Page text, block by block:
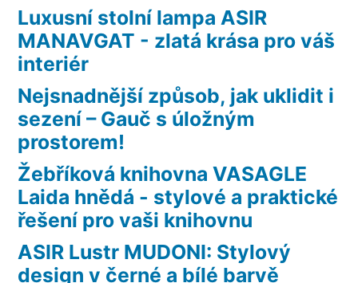
Luxusní stolní lampa ASIR
MANAVGAT - zlatá krása pro váš
interiér
Nejsnadnější způsob, jak uklidit i
sezení – Gauč s úložným
prostorem!
Žebříková knihovna VASAGLE
Laida hnědá - stylové a praktické
řešení pro vaši knihovnu
ASIR Lustr MUDONI: Stylový
design v černé a bílé barvě